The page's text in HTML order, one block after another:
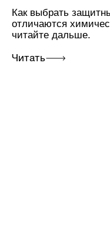
Как выбрать
отличаются
читайте дальше.
Читать